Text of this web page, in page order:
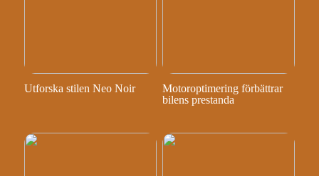
Utforska stilen Neo Noir
Motoroptimering förbättrar
bilens prestanda